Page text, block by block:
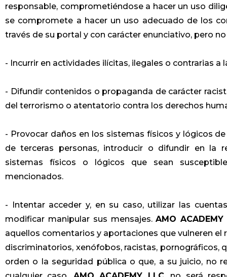
responsable, comprometiéndose a hacer un uso
se compromete a hacer un uso adecuado de los
través de su portal y con carácter enunciativo, pero
- Incurrir en actividades ilícitas, ilegales o contrarias a
- Difundir contenidos o propaganda de carácter
del terrorismo o atentatorio contra los derechos
- Provocar daños en los sistemas físicos y lógicos
de terceras personas, introducir o difundir en la
sistemas físicos o lógicos que sean
mencionados.
- Intentar acceder y, en su caso, utilizar las
modificar manipular sus mensajes.AMO ACADEMY
aquellos comentarios y aportaciones que vulneren el
discriminatorios, xenófobos, racistas, pornográficos,
orden o la seguridad pública o que, a su juicio, no